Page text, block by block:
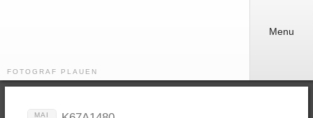
FOTOGRAF PLAUEN
Menu
MAI